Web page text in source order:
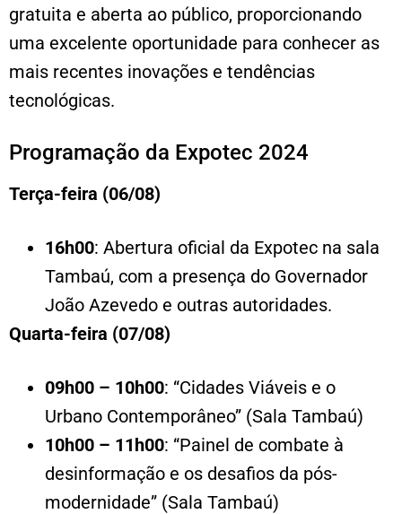
gratuita e aberta ao público, proporcionando
uma excelente oportunidade para conhecer as
mais recentes inovações e tendências
tecnológicas.
Programação da Expotec 2024
Terça-feira (06/08)
16h00: Abertura oficial da Expotec na sala
Tambaú, com a presença do Governador
João Azevedo e outras autoridades.
Quarta-feira (07/08)
09h00 – 10h00: “Cidades Viáveis e o
Urbano Contemporâneo” (Sala Tambaú)
10h00 – 11h00: “Painel de combate à
desinformação e os desafios da pós-
modernidade” (Sala Tambaú)